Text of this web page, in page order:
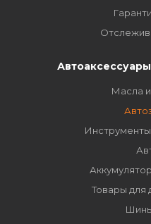
Масла
Товары для